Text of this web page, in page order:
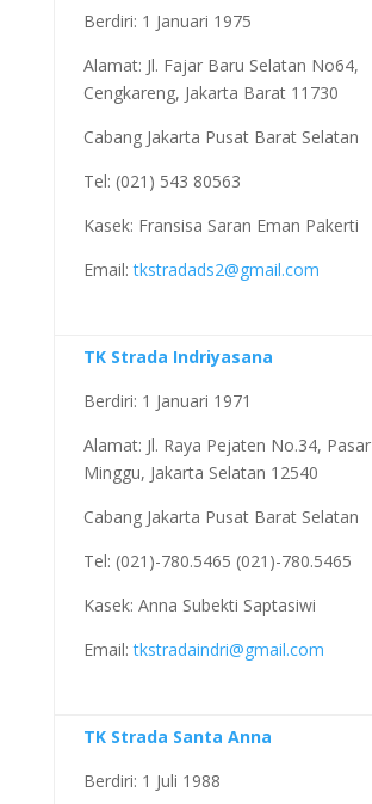
Berdiri: 1 Januari 1975
Alamat: Jl. Fajar Baru Selatan No64,
Cengkareng, Jakarta Barat 11730
Cabang Jakarta Pusat Barat Selatan
Tel: (021) 543 80563
Kasek: Fransisa Saran Eman Pakerti
Email:tkstradads2@gmail.com
TK Strada Indriyasana
Berdiri: 1 Januari 1971
Alamat: Jl. Raya Pejaten No.34, Pasar
Minggu, Jakarta Selatan 12540
Cabang Jakarta Pusat Barat Selatan
Tel: (021)-780.5465 (021)-780.5465
Kasek: Anna Subekti Saptasiwi
Email:tkstradaindri@gmail.com
TK Strada Santa Anna
Berdiri: 1 Juli 1988